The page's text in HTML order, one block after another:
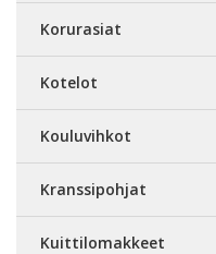
Korurasiat
Kotelot
Kouluvihkot
Kranssipohjat
Kuittilomakkeet